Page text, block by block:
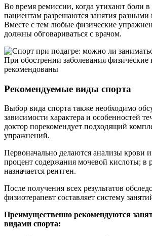
Во время ремиссии, когда утихают боли в
пациентам разрешаются занятия разными
Вместе с тем любые физические
должны обговариваться с врачом.
При обострении заболевания физические
рекомендованы
Рекомендуемые виды спорта
Выбор вида спорта также необходимо
зависимости характера и особенностей
доктор порекомендует подходящий
упражнений.
Первоначально делаются анализы крови
процент содержания мочевой кислоты; в
назначается рентген.
После получения всех результатов
физиотерапевт составляет систему
Преимущественно рекомендуются
видами спорта: